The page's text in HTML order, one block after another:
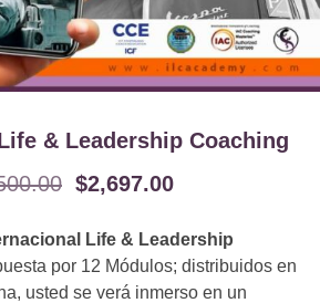
& Leadership Coaching
$2,697.00
Life & Leadership
por 12 Módulos; distribuidos en
usted se verá inmerso en un